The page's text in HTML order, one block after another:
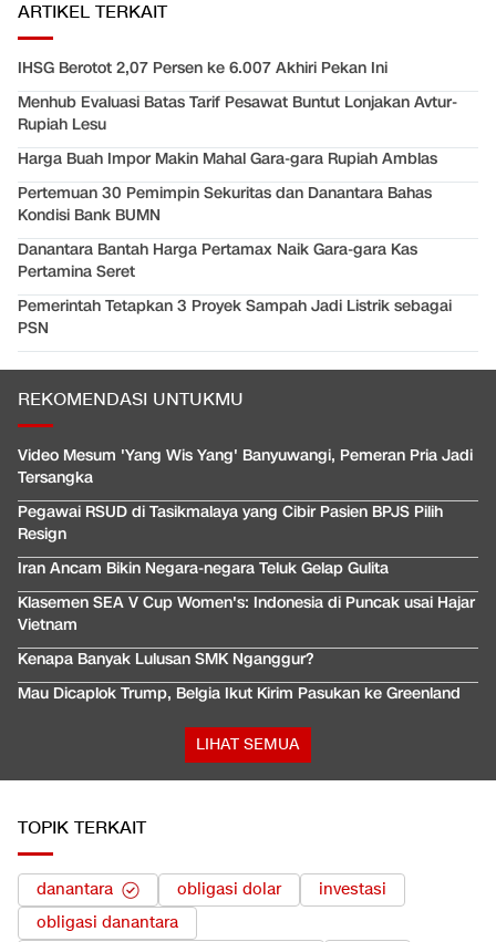
ARTIKEL TERKAIT
IHSG Berotot 2,07 Persen ke 6.007 Akhiri Pekan Ini
Menhub Evaluasi Batas Tarif Pesawat Buntut Lonjakan Avtur-
Rupiah Lesu
Harga Buah Impor Makin Mahal Gara-gara Rupiah Amblas
Pertemuan 30 Pemimpin Sekuritas dan Danantara Bahas
Kondisi Bank BUMN
Danantara Bantah Harga Pertamax Naik Gara-gara Kas
Pertamina Seret
Pemerintah Tetapkan 3 Proyek Sampah Jadi Listrik sebagai
PSN
REKOMENDASI UNTUKMU
Video Mesum 'Yang Wis Yang' Banyuwangi, Pemeran Pria Jadi
Tersangka
Pegawai RSUD di Tasikmalaya yang Cibir Pasien BPJS Pilih
Resign
Iran Ancam Bikin Negara-negara Teluk Gelap Gulita
Klasemen SEA V Cup Women's: Indonesia di Puncak usai Hajar
Vietnam
Kenapa Banyak Lulusan SMK Nganggur?
Mau Dicaplok Trump, Belgia Ikut Kirim Pasukan ke Greenland
LIHAT SEMUA
TOPIK TERKAIT
danantara obligasi dolar
investasi
obligasi danantara